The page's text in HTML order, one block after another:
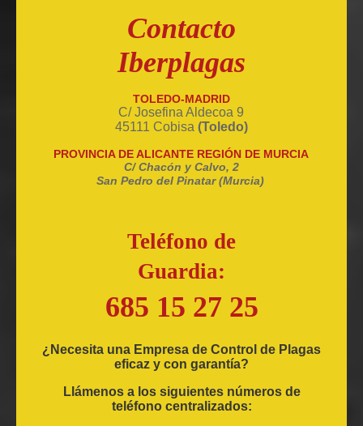
Contacto
Iberplagas
TOLEDO-MADRID
C/ Josefina Aldecoa 9
45111 Cobisa (Toledo)
PROVINCIA DE ALICANTE REGIÓN DE MURCIA
C/ Chacón y Calvo, 2
San Pedro del Pinatar (Murcia)
Teléfono de
Guardia:
685 15 27 25
¿Necesita una Empresa de Control de Plagas
eficaz y con garantía?
Llámenos a los siguientes números de
teléfono centralizados: